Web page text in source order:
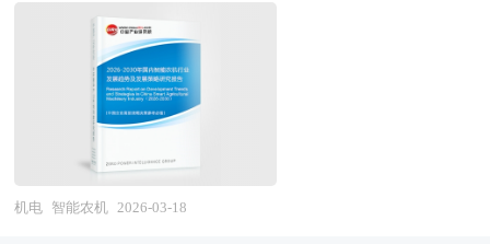
熟、固态电池产业化、资源循环体系完善、绿色制
造普及的关键窗口期，深刻理解电池技术演进趋势
与资源安全战略，对于制定科学的发展策略、把握
锂电材料发展机遇具有重大战略意义。 本研究咨
询报告由中研普华咨询公司领衔撰写，在大量周密
的市场调研基础上，主要依据了国家统计局、国家
集群的良性互动，是区域经济增长的重要途径。在
产业集群的指导下，推进产业园区建设，不仅是当
前发展产业集群的需要，更是加快新型工业化进程
的必然选择。 在区域竞争日趋激烈的今天，产业
集群已成为提高区域竞争力的重要途径。世界各地
包括我国各地的进程中，都把培育和发展产业集群
临设备材料受限、工艺数据积累不足、跨学科人才
稀缺等现实挑战，智能制造技术的自主化率与国外
领先企业仍存在显著差距。产业链层面，国内已涌
现出一批专注于半导体CIM系统、量检测设备、AI
缺陷分析等细分领域的创新企业，但在高端制造执
行系统、实时工艺控制、全生命周期数字孪生等核
心环节，市场仍由国际巨头主导。此外，半导体制
制等现代信息技术，具备自主感知、智能决策、精
准作业及远程监控功能的农业机械装备制造业，涵
盖智能拖拉机、联合收割机、植保无人机、播种施
肥机械、灌溉设备及设施农业机器人等整机产品，
并延伸至农机自动驾驶系统、作业监测终端、农业
大数据平台及农机社会化服务等配套体系。该行业
机电 智能农机 2026-03-18